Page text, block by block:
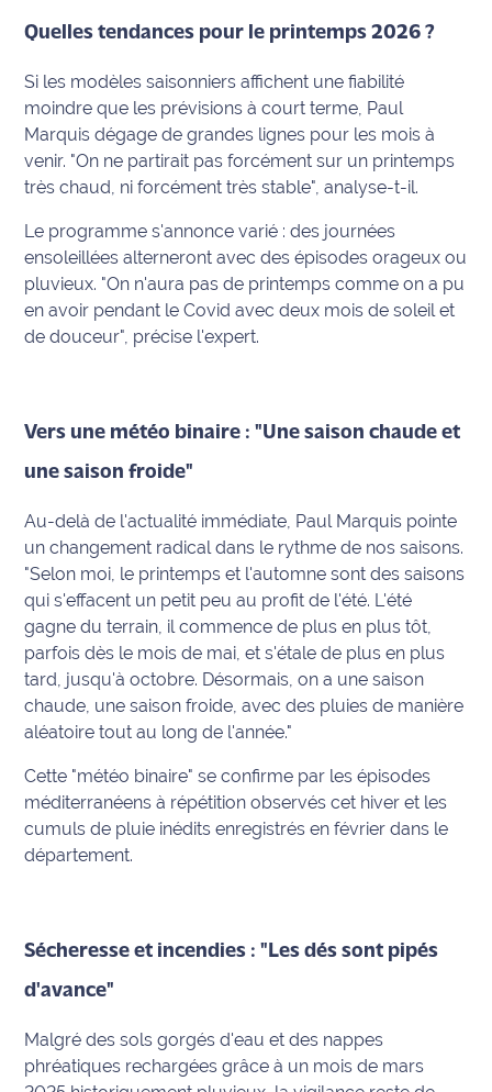
Maritima
Fil
rouge
Maritima
L'anecdote
C'est
mon
club
Nous
contacter
Ecouter
et voir
Maritima
Qui
nous ?
Devenir
annonceur
Mention
légales
Conditions
générales
d'utilisation du
Quelles tendances pour le printemps 2026 ?
Si les modèles saisonniers affichent une fiabilité
moindre que les prévisions à court terme, Paul
Marquis dégage de grandes lignes pour les mois à
venir. "On ne partirait pas forcément sur un printemps
très chaud, ni forcément très stable" , analyse-t-il.
Le programme s'annonce varié : des journées
ensoleillées alterneront avec des épisodes orageux ou
pluvieux. "On n'aura pas de printemps comme on a pu
en avoir pendant le Covid avec deux mois de soleil et
de douceur" , précise l'expert.
Vers une météo binaire : "Une saison chaude et
une saison froide"
Au-delà de l'actualité immédiate, Paul Marquis pointe
un changement radical dans le rythme de nos saisons.
"Selon moi, le printemps et l'automne sont des saisons
qui s'effacent un petit peu au profit de l'été. L'été
gagne du terrain, il commence de plus en plus tôt,
parfois dès le mois de mai, et s'étale de plus en plus
tard, jusqu'à octobre. Désormais, on a une saison
chaude, une saison froide, avec des pluies de manière
aléatoire tout au long de l'année."
Cette "météo binaire" se confirme par les épisodes
méditerranéens à répétition observés cet hiver et les
cumuls de pluie inédits enregistrés en février dans le
département.
Sécheresse et incendies : "Les dés sont pipés
d'avance"
Malgré des sols gorgés d'eau et des nappes
phréatiques rechargées grâce à un mois de mars